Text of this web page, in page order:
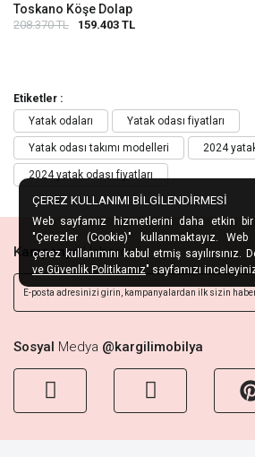
Toskano Köşe Dolap
208.370 TL 159.403 TL
Etiketler :
Yatak odaları
Yatak odası fiyatları
Yatak odası takımı modelleri 2024
2024 yatak odası fiyatları
KampanyaHabercisi
Sosyal Medya @kargilimobilya
ÇEREZ KULLANIMI BİLGİLENDİRMESİ
Web sayfamız hizmetlerini daha etkin
"Çerezler (Cookie)" kullanmaktayız. Web
çerez kullanımını kabul etmiş sayılırsınız.
ve Güvenlik Politikamız" sayfamızı